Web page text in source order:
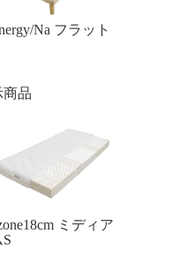
Na フラット
品
ミディア
S